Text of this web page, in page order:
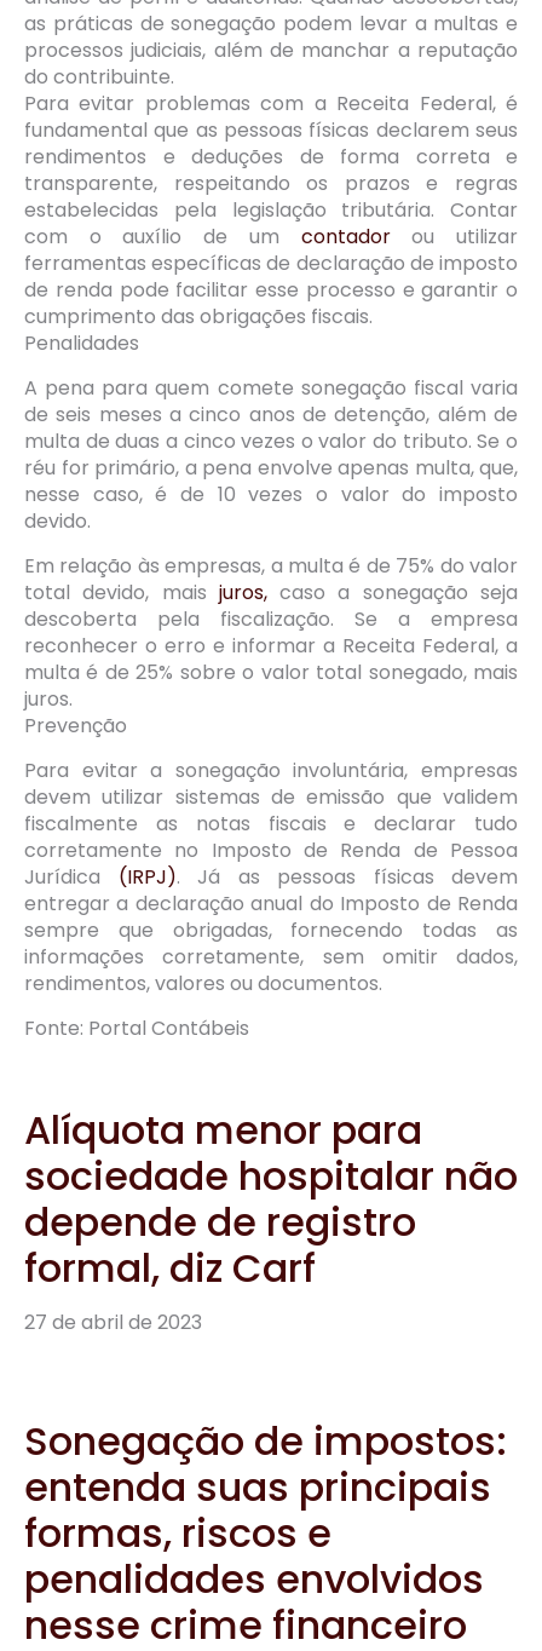
as práticas de sonegação podem levar a multas e
processos judiciais, além de manchar a reputação
do contribuinte.
Para evitar problemas com a Receita Federal, é
fundamental que as pessoas físicas declarem seus
rendimentos e deduções de forma correta e
transparente, respeitando os prazos e regras
estabelecidas pela legislação tributária. Contar
com o auxílio de um contadorou utilizar
ferramentas específicas de declaração de imposto
de renda pode facilitar esse processo e garantir o
cumprimento das obrigações fiscais.
Penalidades
A pena para quem comete sonegação fiscal varia
de seis meses a cinco anos de detenção, além de
multa de duas a cinco vezes o valor do tributo. Se o
réu for primário, a pena envolve apenas multa, que,
nesse caso, é de 10 vezes o valor do imposto
devido.
Em relação às empresas, a multa é de 75% do valor
total devido, mais juros,caso a sonegação seja
descoberta pela fiscalização. Se a empresa
reconhecer o erro e informar a Receita Federal, a
multa é de 25% sobre o valor total sonegado, mais
juros.
Prevenção
Para evitar a sonegação involuntária, empresas
devem utilizar sistemas de emissão que validem
fiscalmente as notas fiscais e declarar tudo
corretamente no Imposto de Renda de Pessoa
Jurídica (IRPJ). Já as pessoas físicas devem
entregar a declaração anual do Imposto de Renda
sempre que obrigadas, fornecendo todas as
informações corretamente, sem omitir dados,
rendimentos, valores ou documentos.
Fonte: Portal Contábeis
Alíquota menor para
sociedade hospitalar não
depende de registro
formal, diz Carf
27 de abril de 2023
Sonegação de impostos:
entenda suas principais
formas, riscos e
penalidades envolvidos
nesse crime financeiro